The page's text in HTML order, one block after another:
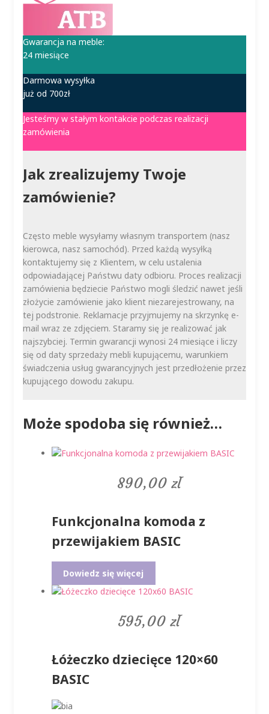
Gwarancja na meble:
24 miesiące
Darmowa wysyłka
już od 700zł
Jesteśmy w stałym kontakcie podczas realizacji
zamówienia
Jak zrealizujemy Twoje
zamówienie?
Często meble wysyłamy własnym transportem (nasz
kierowca, nasz samochód). Przed każdą wysyłką
kontaktujemy się z Klientem, w celu ustalenia
odpowiadającej Państwu daty odbioru. Proces realizacji
zamówienia będziecie Państwo mogli śledzić nawet jeśli
złożycie zamówienie jako klient niezarejestrowany, na
tej podstronie. Reklamacje przyjmujemy na skrzynkę e-
mail wraz ze zdjęciem. Staramy się je realizować jak
najszybciej. Termin gwarancji wynosi 24 miesiące i liczy
się od daty sprzedaży mebli kupującemu, warunkiem
świadczenia usług gwarancyjnych jest przedłożenie przez
kupującego dowodu zakupu.
Może spodoba się również…
890,00 zł
Funkcjonalna komoda z
przewijakiem BASIC
Dowiedz się więcej
595,00 zł
Łóżeczko dziecięce 120×60
BASIC